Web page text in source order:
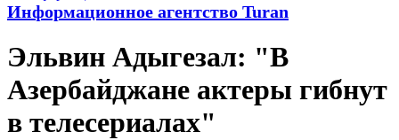
Информационное агентство Turan
Эльвин Адыгезал: "B
Азербайджане актеры гибнут
в телесериалах"